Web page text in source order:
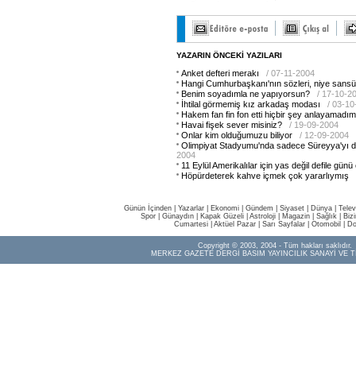
YAZARIN ÖNCEKİ YAZILARI
Anket defteri merakı
/ 07-11-2004
Hangi Cumhurbaşkanı'nın sözleri, niye
Benim soyadımla ne yapıyorsun?
/ 17-10-
İhtilal görmemiş kız arkadaş modası
/ 03-
Hakem fan fin fon etti hiçbir şey anlayamadım
Havai fişek sever misiniz?
/ 19-09-2004
Onlar kim olduğumuzu biliyor
/ 12-09-2004
Olimpiyat Stadyumu'nda sadece Süreyya'yı
2004
11 Eylül Amerikalılar için yas değil defile günü
Höpürdeterek kahve içmek çok yararlıymış
Günün İçinden Yazarlar Ekonomi Gündem Siyaset Dünya |
Spor
Günaydın Kapak Güzeli Astroloji Magazin Sağlık
Cumartesi| Aktüel Pazar| Sarı Sayfalar| Otomobil
Copyright © 2003, 2004 - Tüm hakları saklıdır.
MERKEZ GAZETE DERGİ BASIM YAYINCILIK SANAYİ VE